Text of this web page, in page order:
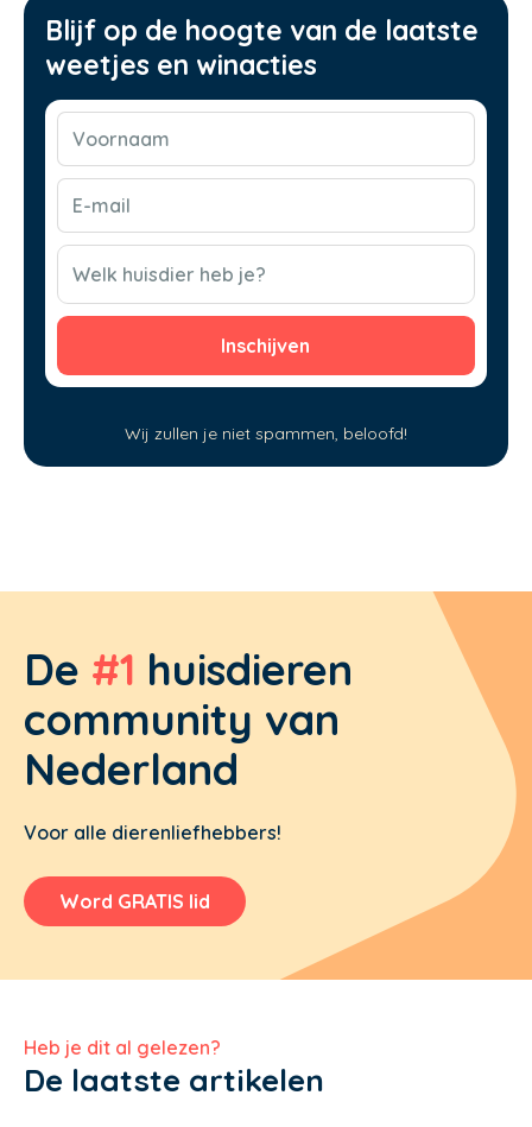
Blijf op de hoogte van de laatste
weetjes en winacties
Voornaam
E-
mail
(Vereist)
CAPTCHA
Welk huisdier heb je?
Wij zullen je niet spammen, beloofd!
De #1 huisdieren
community van
Nederland
Voor alle dierenliefhebbers!
Word GRATIS lid
Heb je dit al gelezen?
De laatste artikelen